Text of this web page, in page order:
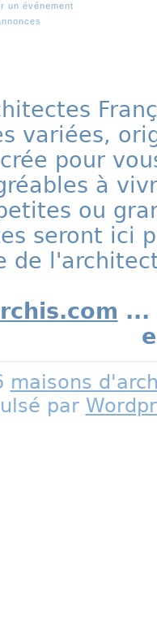
un événement
variées,
pour
à
ou
seront ici
de
...
maisons
par